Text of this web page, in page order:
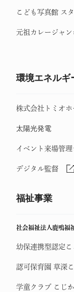
こども写真館 ス
元祖カレージャ
環境エネルギ
株式会社トミオ
太陽光発電
イベント来場管
デジタル監督
福祉事業
社会福祉法人鹿鳴福
幼保連携型認定
認可保育園 草深
学童クラブ こじ